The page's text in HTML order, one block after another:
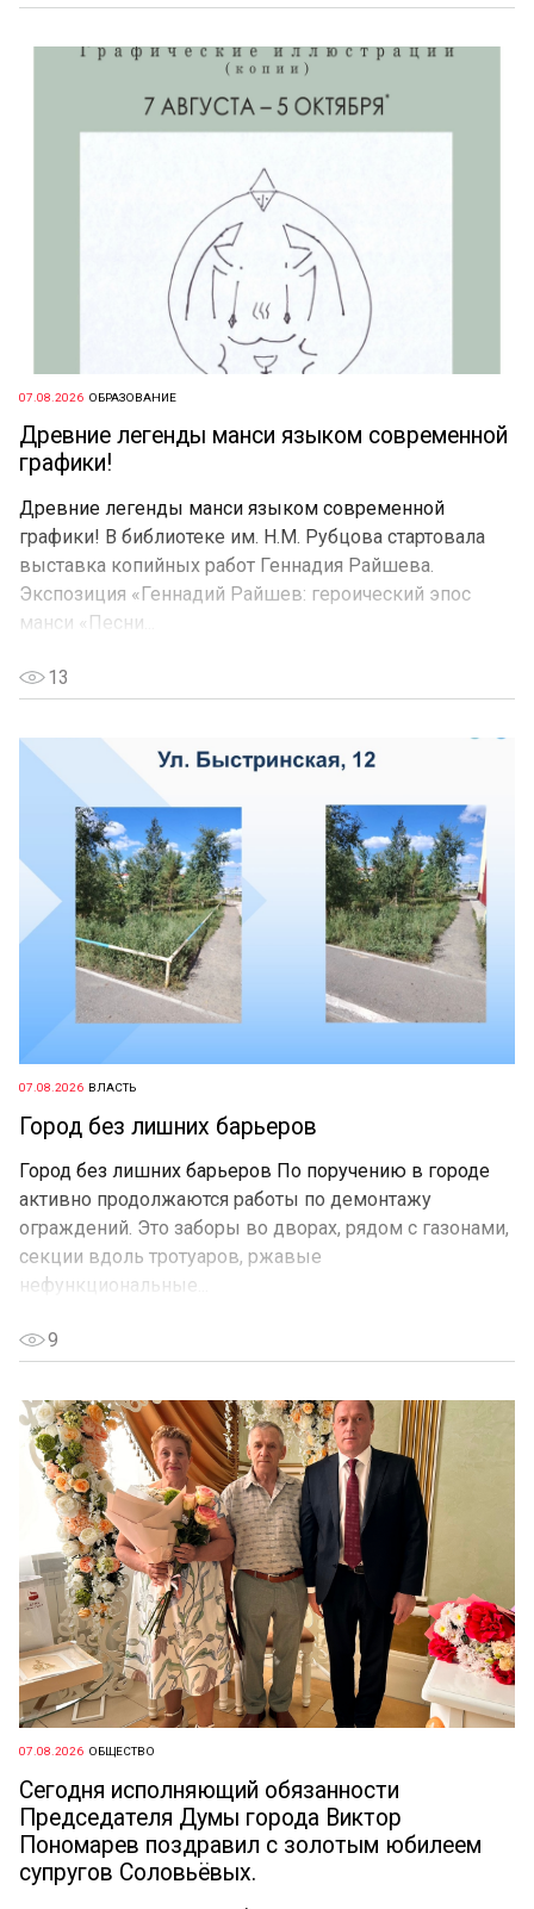
07.08.2026 ОБРАЗОВАНИЕ
Древние легенды манси языком современной
графики!
Древние легенды манси языком современной
графики! В библиотеке им. Н.М. Рубцова стартовала
выставка копийных работ Геннадия Райшева.
Экспозиция «Геннадий Райшев: героический эпос
манси «Песни...
13
07.08.2026 ВЛАСТЬ
Город без лишних барьеров
Город без лишних барьеров По поручению в городе
активно продолжаются работы по демонтажу
ограждений. Это заборы во дворах, рядом с газонами,
секции вдоль тротуаров, ржавые
нефункциональные...
9
07.08.2026 ОБЩЕСТВО
Сегодня исполняющий обязанности
Председателя Думы города Виктор
Пономарев поздравил с золотым юбилеем
супругов Соловьёвых.